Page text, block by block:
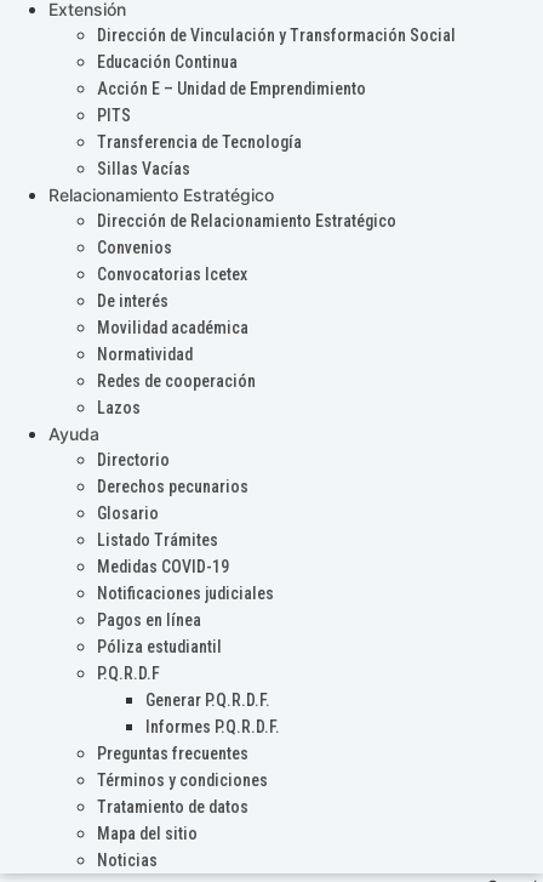
Extensión
Dirección de Vinculación y Transformación Social
Educación Continua
Acción E – Unidad de Emprendimiento
PITS
Transferencia de Tecnología
Sillas Vacías
Relacionamiento Estratégico
Dirección de Relacionamiento Estratégico
Convenios
Convocatorias Icetex
De interés
Movilidad académica
Normatividad
Redes de cooperación
Lazos
Ayuda
Directorio
Derechos pecunarios
Glosario
Listado Trámites
Medidas COVID-19
Notificaciones judiciales
Pagos en línea
Póliza estudiantil
P.Q.R.D.F
Generar P.Q.R.D.F.
Informes P.Q.R.D.F.
Preguntas frecuentes
Términos y condiciones
Tratamiento de datos
Mapa del sitio
Noticias